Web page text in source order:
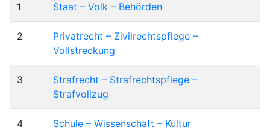
1 Staat – Volk – Behörden
2
Privatrecht – Zivilrechtspflege –
Vollstreckung
3
Strafrecht – Strafrechtspflege –
Strafvollzug
4 Schule – Wissenschaft – Kultur